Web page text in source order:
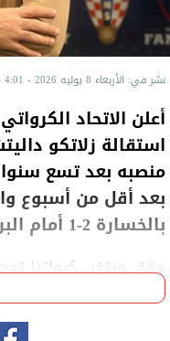
نشر في: الأربعاء 8 يوليه 2026 - 4:01 م
أعلن الاتحاد
‌استقالة زلاتكو
منصبه بعد تسع
بعد أقل من أسبوع
بالخسارة 2-1 أمام البرتغال ​في دور 32.
حقق منتخب كرواتيا
‌لكن ⁠الفريق خرج هذه